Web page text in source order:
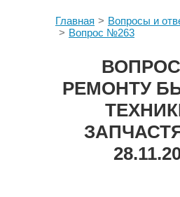
Главная
Вопросы и
Вопрос №263
РЕМОНТУ